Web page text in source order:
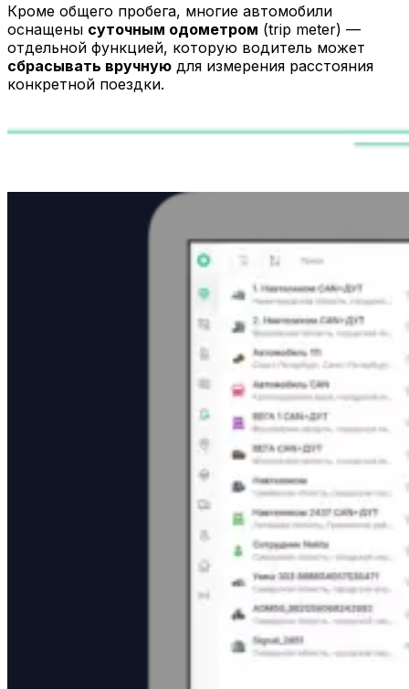
Кроме общего пробега, многие автомобили
оснащены суточным одометром (trip meter) —
отдельной функцией, которую водитель может
сбрасывать вручную для измерения расстояния
конкретной поездки.